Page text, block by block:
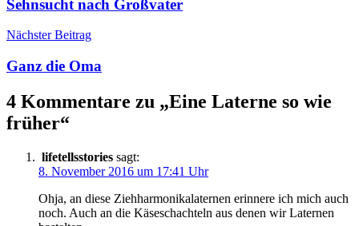
Sehnsucht nach Großvater
Nächster Beitrag
Ganz die Oma
4 Kommentare zu „Eine Laterne so wie
früher“
lifetellsstories sagt:
8. November 2016 um 17:41 Uhr
Ohja, an diese Ziehharmonikalaternen erinnere ich mich auch
noch. Auch an die Käseschachteln aus denen wir Laternen